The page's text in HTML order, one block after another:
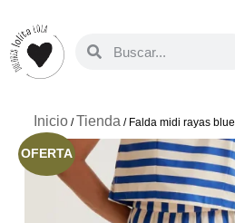
Inicio/Tienda / Falda midi rayas blue
OFERTA